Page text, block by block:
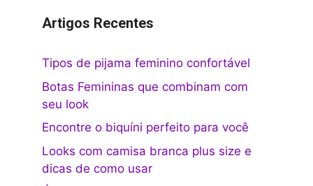
Artigos Recentes
Tipos de pijama feminino confortável
Botas Femininas que combinam com
seu look
Encontre o biquíni perfeito para você
Looks com camisa branca plus size e
dicas de como usar